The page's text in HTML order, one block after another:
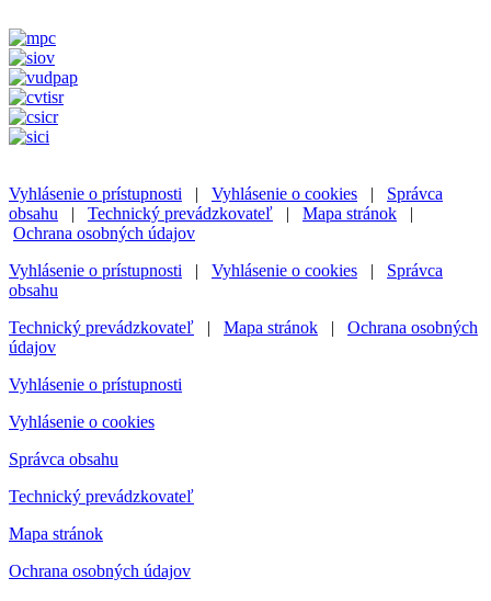
Vyhlásenie o prístupnosti | Vyhlásenie o cookies | Správca
obsahu | Technický prevádzkovateľ | Mapa stránok |
Ochrana osobných údajov
Vyhlásenie o prístupnosti | Vyhlásenie o cookies | Správca
obsahu
Technický prevádzkovateľ | Mapa stránok | Ochrana osobných
údajov
Vyhlásenie o prístupnosti
Vyhlásenie o cookies
Správca obsahu
Technický prevádzkovateľ
Mapa stránok
Ochrana osobných údajov